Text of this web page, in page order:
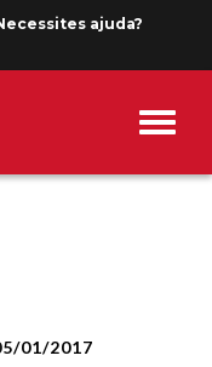
ajuda?
01/2017